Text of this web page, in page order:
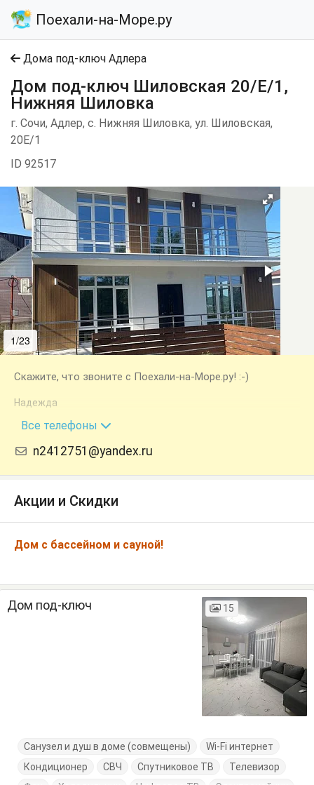
Поехали-на-Море.ру
Дома под-ключ Адлера
Дом под-ключ Шиловская 20/Е/1,
Нижняя Шиловка
г. Сочи, Адлер, с. Нижняя Шиловка, ул. Шиловская,
20Е/1
ID 92517
1/23
Скажите, что звоните с Поехали-на-Море.ру! :-)
Надежда
+7 (917) 469-25-53
Все телефоны
n2412751@yandex.ru
Акции и Скидки
Дом с бассейном и сауной!
Дом под-ключ 15
Санузел и душ в доме (совмещены)
Wi-Fi интернет
Кондиционер
СВЧ Спутниковое ТВ
Телевизор